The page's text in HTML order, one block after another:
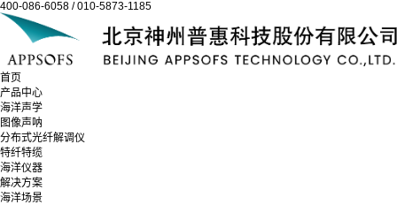
400-086-6058 / 010-5873-1185
首页
产品中心
海洋声学
图像声呐
分布式光纤解调仪
特纤特缆
海洋仪器
解决方案
海洋场景